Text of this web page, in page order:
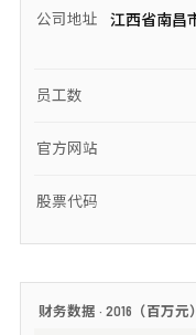
公司地址
江西省南昌
员工数
官方网站
股票代码
财务数据 · 2016 （百万元）